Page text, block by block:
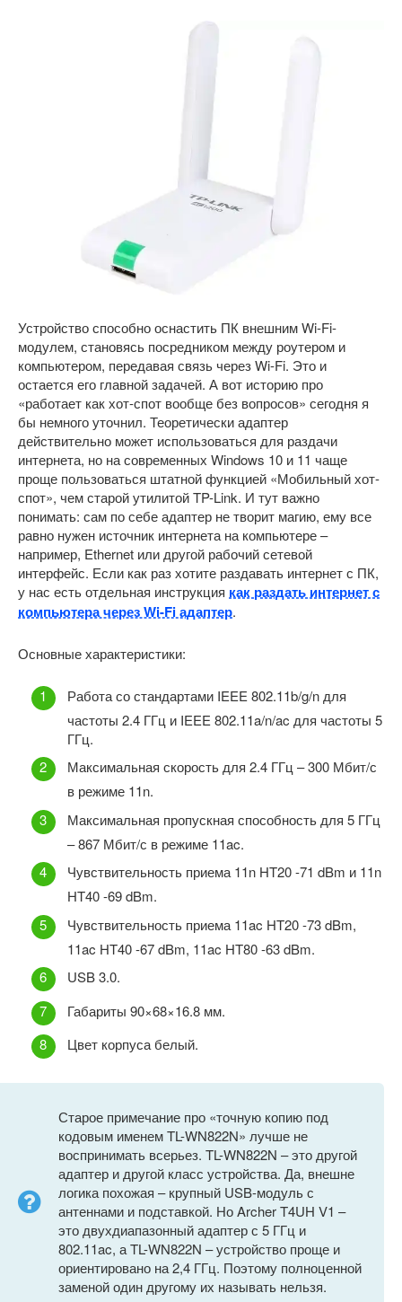
Устройство способно оснастить ПК внешним Wi-Fi-
модулем, становясь посредником между роутером и
компьютером, передавая связь через Wi-Fi. Это и
остается его главной задачей. А вот историю про
«работает как хот-спот вообще без вопросов» сегодня я
бы немного уточнил. Теоретически адаптер
действительно может использоваться для раздачи
интернета, но на современных Windows 10 и 11 чаще
проще пользоваться штатной функцией «Мобильный хот-
спот», чем старой утилитой TP-Link. И тут важно
понимать: сам по себе адаптер не творит магию, ему все
равно нужен источник интернета на компьютере –
например, Ethernet или другой рабочий сетевой
интерфейс. Если как раз хотите раздавать интернет с ПК,
у нас есть отдельная инструкция как раздать интернет с
компьютера через Wi-Fi адаптер.
Основные характеристики:
Работа со стандартами IEEE 802.11b/g/n для
частоты 2.4 ГГц и IEEE 802.11a/n/ac для частоты 5
ГГц.
Максимальная скорость для 2.4 ГГц – 300 Мбит/с
в режиме 11n.
Максимальная пропускная способность для 5 ГГц
– 867 Мбит/с в режиме 11ac.
Чувствительность приема 11n HT20 -71 dBm и 11n
HT40 -69 dBm.
Чувствительность приема 11ac HT20 -73 dBm,
11ac HT40 -67 dBm, 11ac HT80 -63 dBm.
USB 3.0.
Габариты 90×68×16.8 мм.
Цвет корпуса белый.
Старое примечание про «точную копию под
кодовым именем TL-WN822N» лучше не
воспринимать всерьез. TL-WN822N – это другой
адаптер и другой класс устройства. Да, внешне
логика похожая – крупный USB-модуль с
антеннами и подставкой. Но Archer T4UH V1 –
это двухдиапазонный адаптер с 5 ГГц и
802.11ac, а TL-WN822N – устройство проще и
ориентировано на 2,4 ГГц. Поэтому полноценной
заменой один другому их называть нельзя.